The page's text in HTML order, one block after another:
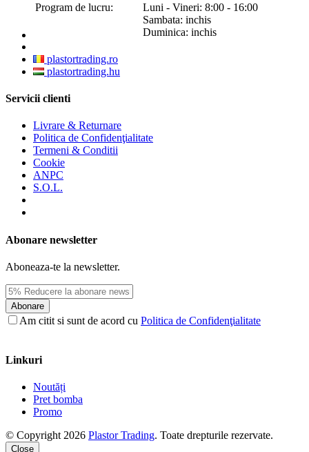
Program de lucru:
Luni - Vineri: 8:00 - 16:00
Sambata: inchis
Duminica: inchis
plastortrading.ro
plastortrading.hu
Servicii clienti
Livrare & Returnare
Politica de Confidenţialitate
Termeni & Conditii
Cookie
ANPC
S.O.L.
Abonare newsletter
Aboneaza-te la newsletter.
Abonare
Am citit si sunt de acord cu Politica de Confidenţialitate
Linkuri
Noutăți
Pret bomba
Promo
© Copyright 2026 Plastor Trading. Toate drepturile rezervate.
Close